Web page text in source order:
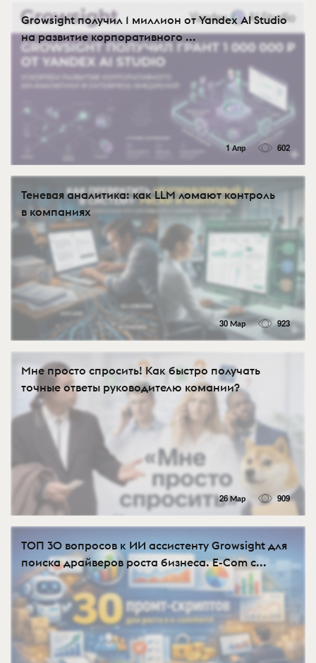
Growsight получил 1 миллион от Yandex AI Studio
на развитие корпоративного ...
1 Апр 602
Теневая аналитика: как LLM ломают контроль
в компаниях
30 Мар 923
Мне просто спросить! Как быстро получать
точные ответы руководителю комании?
26 Мар 909
ТОП 30 вопросов к ИИ ассистенту Growsight для
поиска драйверов роста бизнеса. E-Com с...